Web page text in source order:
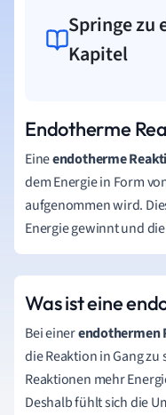
Springe zu
Kapitel
Endotherme
Eineendotherme
dem Energie in Form
aufgenommen wird.
Energie gewinnt und
Was ist eine
Bei einerendothermen
die Reaktion in Gang zu
Reaktionen mehr
Deshalb fühlt sich die